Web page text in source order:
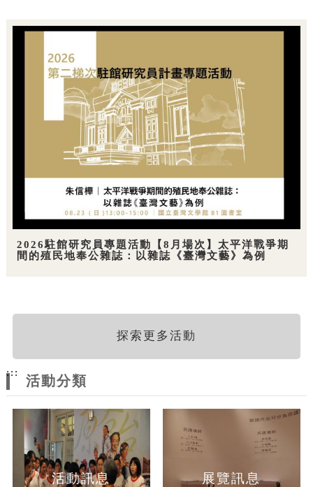
2026駐館研究員專題活動【8月場次】太平洋戰爭期
間的殖民地奉公雜誌：以雜誌《臺灣文藝》為例
探索更多活動
:::
活動分類
活動訊息 展覽訊息